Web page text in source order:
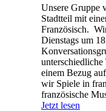
Unsere Gruppe
Stadtteil mit
Französisch.
Dienstags um
einem Bezug
wir Spiele in
französische
Jetzt lesen